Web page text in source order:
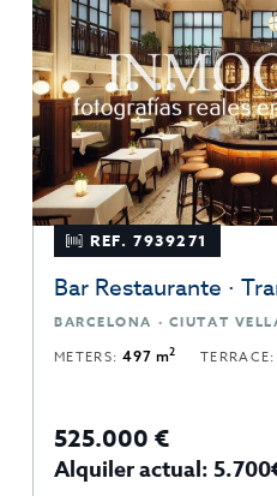
REF. 7939271
Bar Restaurante ·
BARCELONA · CIUTAT
METERS:497 m2 TERRACE:
525.000 €
Alquiler actual: